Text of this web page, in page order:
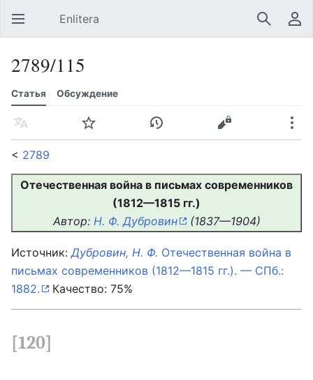
Открыть главное меню Enlitera Найти Пользовательское меню
2789/115
Статья Обсуждение
Язык Следить История
Ещё
< 2789
Отечественная война в письмах современников
(1812—1815 гг.)
Автор: Н. Ф. Дубровин (1837—1904)
Источник:Дубровин, Н. Ф. Отечественная война в
письмах современников (1812—1815 гг.). — СПб.:
1882.
Качество: 75%
[120]